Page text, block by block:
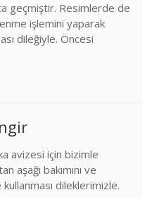
geçmiştir. Resimlerde de
işlemini yaparak
dileğiyle. Öncesi
avizesi için bizimle
aşağı bakımını ve
dileklerimizle.